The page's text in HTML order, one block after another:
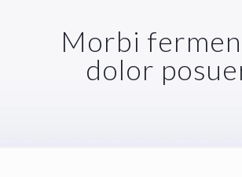
Morbi
dolor